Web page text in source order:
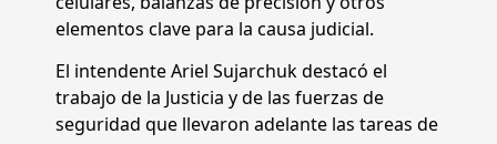
elementos clave para la causa judicial.
El intendente Ariel Sujarchuk destacó el
trabajo de la Justicia y de las fuerzas de
seguridad que llevaron adelante las tareas de